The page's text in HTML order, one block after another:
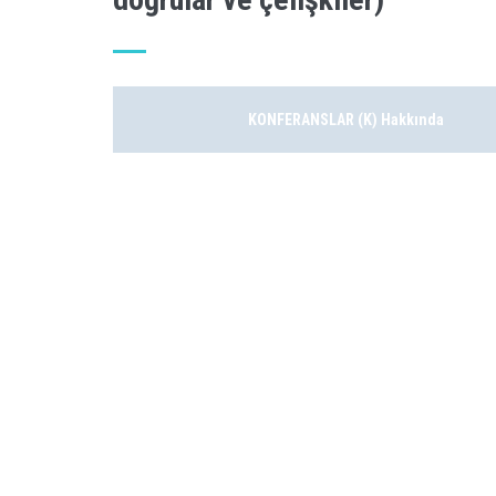
KONFERANSLAR (K) Hakkında